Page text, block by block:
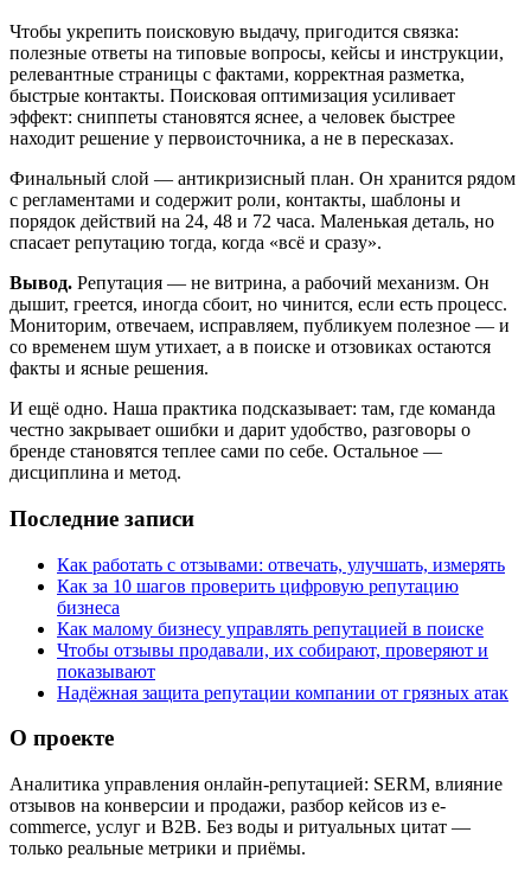
Чтобы укрепить поисковую выдачу, пригодится связка:
полезные ответы на типовые вопросы, кейсы и инструкции,
релевантные страницы с фактами, корректная разметка,
быстрые контакты. Поисковая оптимизация усиливает
эффект: сниппеты становятся яснее, а человек быстрее
находит решение у первоисточника, а не в пересказах.
Финальный слой — антикризисный план. Он хранится рядом
с регламентами и содержит роли, контакты, шаблоны и
порядок действий на 24, 48 и 72 часа. Маленькая деталь, но
спасает репутацию тогда, когда «всё и сразу».
Вывод. Репутация — не витрина, а рабочий механизм. Он
дышит, греется, иногда сбоит, но чинится, если есть процесс.
Мониторим, отвечаем, исправляем, публикуем полезное — и
со временем шум утихает, а в поиске и отзовиках остаются
факты и ясные решения.
И ещё одно. Наша практика подсказывает: там, где команда
честно закрывает ошибки и дарит удобство, разговоры о
бренде становятся теплее сами по себе. Остальное —
дисциплина и метод.
Последние записи
Как работать с отзывами: отвечать, улучшать, измерять
Как за 10 шагов проверить цифровую репутацию
бизнеса
Как малому бизнесу управлять репутацией в поиске
Чтобы отзывы продавали, их собирают, проверяют и
показывают
Надёжная защита репутации компании от грязных атак
О проекте
Аналитика управления онлайн-репутацией: SERM, влияние
отзывов на конверсии и продажи, разбор кейсов из e-
commerce, услуг и B2B. Без воды и ритуальных цитат —
только реальные метрики и приёмы.